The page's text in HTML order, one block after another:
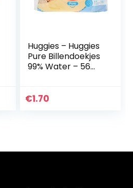
Huggies – Huggies
Pure Billendoekjes
99% Water – 56
€1.70